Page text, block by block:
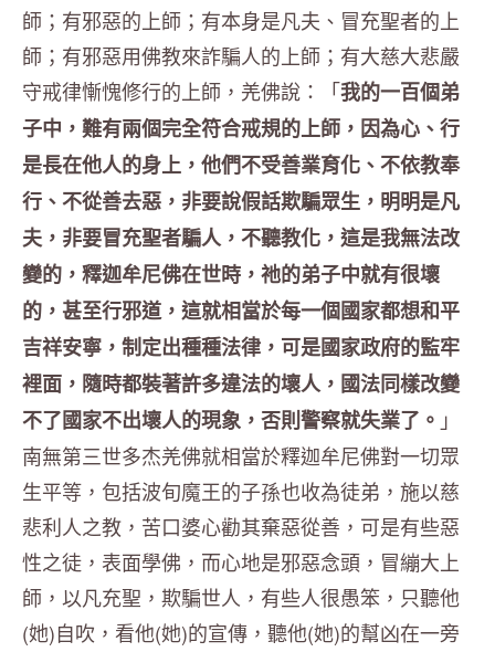
師；有邪惡的上師；有本身是凡夫、冒充聖者的上
師；有邪惡用佛教來詐騙人的上師；有大慈大悲嚴
守戒律慚愧修行的上師，羌佛說：「我的一百個弟
子中，難有兩個完全符合戒規的上師，因為心、行
是長在他人的身上，他們不受善業育化、不依教奉
行、不從善去惡，非要說假話欺騙眾生，明明是凡
夫，非要冒充聖者騙人，不聽教化，這是我無法改
變的，釋迦牟尼佛在世時，祂的弟子中就有很壞
的，甚至行邪道，這就相當於每一個國家都想和平
吉祥安寧，制定出種種法律，可是國家政府的監牢
裡面，隨時都裝著許多違法的壞人，國法同樣改變
不了國家不出壞人的現象，否則警察就失業了。 」
南無第三世多杰羌佛就相當於釋迦牟尼佛對一切眾
生平等，包括波旬魔王的子孫也收為徒弟，施以慈
悲利人之教，苦口婆心勸其棄惡從善，可是有些惡
性之徒，表面學佛，而心地是邪惡念頭，冒繃大上
師，以凡充聖，欺騙世人，有些人很愚笨，只聽他
(她)自吹，看他(她)的宣傳，聽他(她)的幫凶在一旁